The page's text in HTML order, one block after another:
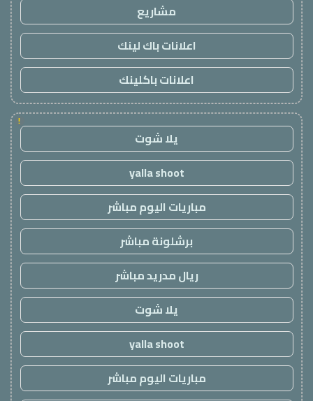
مشاريع
اعلانات باك لينك
اعلانات باكلينك
!
يلا شوت
yalla shoot
مباريات اليوم مباشر
برشلونة مباشر
ريال مدريد مباشر
يلا شوت
yalla shoot
مباريات اليوم مباشر